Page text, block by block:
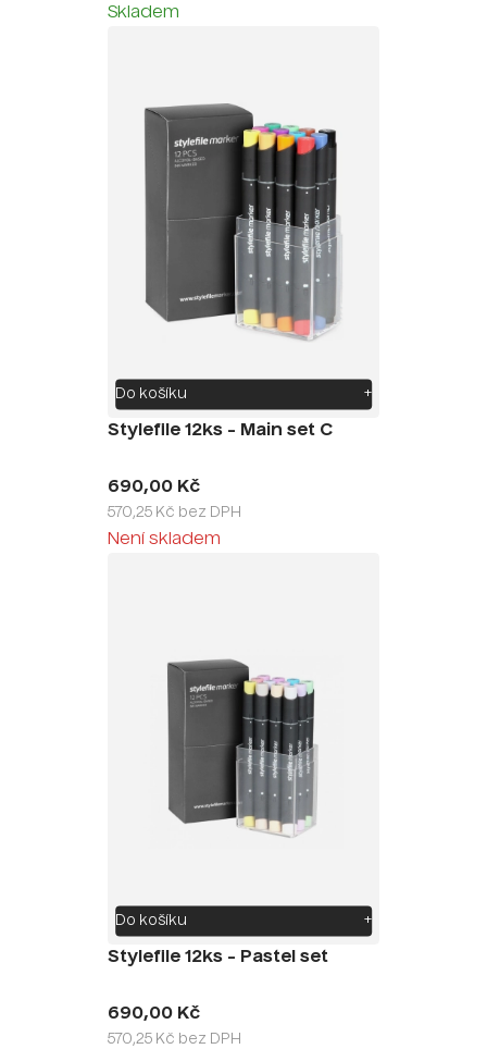
Skladem
Do košíku +
Stylefile 12ks - Main set C
690,00 Kč
570,25 Kč bez DPH
Není skladem
Do košíku +
Stylefile 12ks - Pastel set
690,00 Kč
570,25 Kč bez DPH